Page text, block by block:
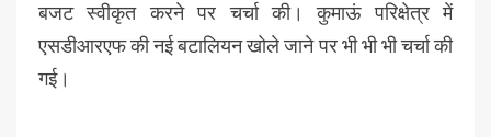
बजट स्वीकृत करने पर चर्चा की। कुमाऊं परिक्षेत्र में
एसडीआरएफ की नई बटालियन खोले जाने पर भी भी भी चर्चा की
गई।